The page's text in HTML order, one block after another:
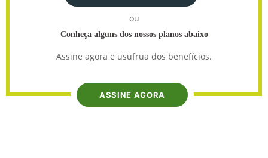
ou
Conheça alguns dos nossos planos abaixo
Assine agora e usufrua dos benefícios.
ASSINE AGORA